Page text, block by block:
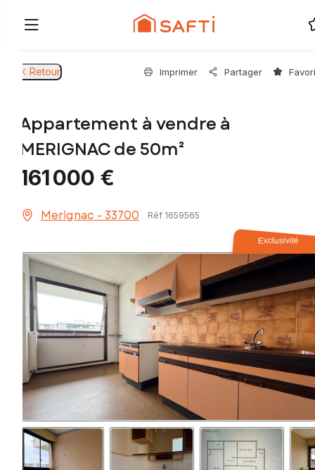
Retour Imprimer Partager
Appartement à vendre à
MERIGNAC de 50m²
161 000 €
Merignac - 33700 Réf 1659565
Exclusivité